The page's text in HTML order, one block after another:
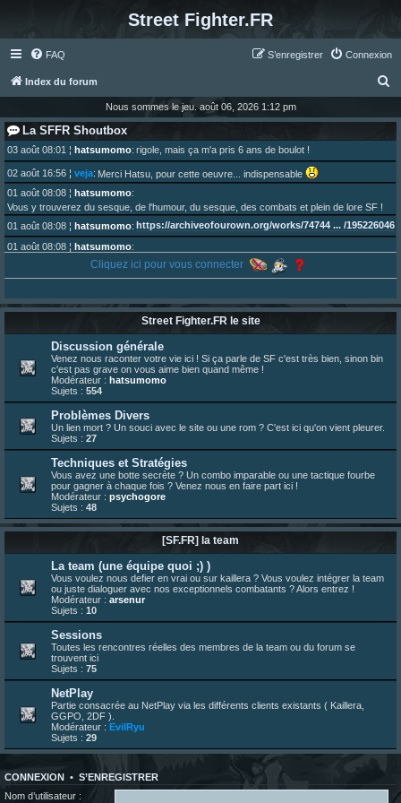
Street Fighter.FR
FAQ Connexion
S’enregistrer
Index du forum
c
h
e
Nous sommes le jeu. août 06, 2026 1:12 pm
La SFFR Shoutbox
03 août 08:01 ¦ hatsumomo: rigole, mais ça m'a pris 6 ans de boulot !
02 août 16:56 ¦ veja: Merci Hatsu, pour cette oeuvre... indispensable
01 août 08:08 ¦ hatsumomo:
Vous y trouverez du sesque, de l'humour, du sesque, des combats et plein de lore SF !
01 août 08:08 ¦ hatsumomo: https://archiveofourown.org/works/74744 ... /195226046
01 août 08:08 ¦ hatsumomo:
Aujourd'hui, c'est le yaoi day. Pour la peine je reposte ma dernière fic.
30 juil. 07:22¦hatsumomo:
26 juil. 22:09¦hatsumomo:bio de Alex en ligne les gens !
13 juil. 09:53¦hatsumomo:
bonjour les amis, je viens de poster ma 1e review de figurine !
23 juin 10:36¦indy:une très chouette SFFR shoutbox !
23 juin 07:30¦hatsumomo:nouvelle trad caniculaire les amis !
23 juin 07:26
hatsumomo
22 juin 12:27¦indy:Yo !
22 juin 08:49¦veja:Yo
Cliquez ici pour vous connecter
Street Fighter.FR le site
Discussion générale
Venez nous raconter votre vie ici ! Si ça parle de SF c'est très bien, sinon bin
c'est pas grave on vous aime bien quand même !
Modérateur : hatsumomo
Sujets : 554
Problèmes Divers
Un lien mort ? Un souci avec le site ou une rom ? C'est ici qu'on vient pleurer.
Sujets : 27
Techniques et Stratégies
Vous avez une botte secrète ? Un combo imparable ou une tactique fourbe
pour gagner à chaque fois ? Venez nous en faire part ici !
Modérateur : psychogore
Sujets : 48
[SF.FR] la team
La team (une équipe quoi ;) )
Vous voulez nous defier en vrai ou sur kaillera ? Vous voulez intégrer la team
ou juste dialoguer avec nos exceptionnels combatants ? Alors entrez !
Modérateur : arsenur
Sujets : 10
Sessions
Toutes les rencontres réelles des membres de la team ou du forum se
trouvent ici
Sujets : 75
NetPlay
Partie consacrée au NetPlay via les différents clients existants ( Kaillera,
GGPO, 2DF ).
Modérateur : EvilRyu
Sujets : 29
CONNEXION • S’ENREGISTRER
Nom d’utilisateur :